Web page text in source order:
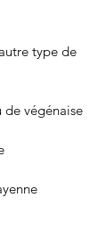
type de
de végénaise